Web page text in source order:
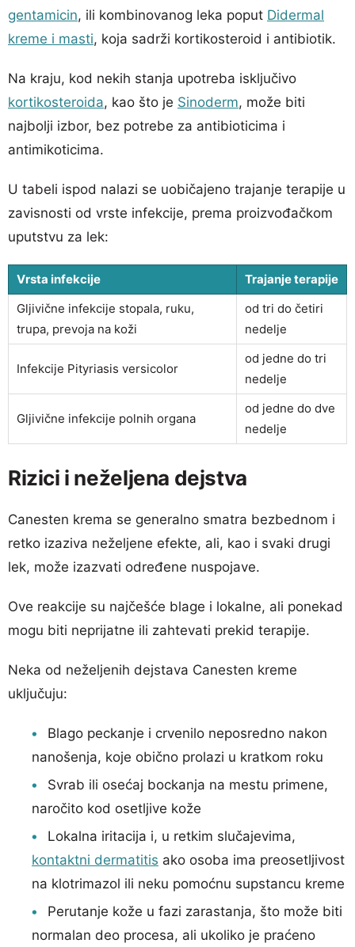
gentamicin, ili kombinovanog leka poput Didermal
kreme i masti, koja sadrži kortikosteroid i antibiotik.
Na kraju, kod nekih stanja upotreba isključivo
kortikosteroida, kao što je Sinoderm, može biti
najbolji izbor, bez potrebe za antibioticima i
antimikoticima.
U tabeli ispod nalazi se uobičajeno trajanje terapije u
zavisnosti od vrste infekcije, prema proizvođačkom
uputstvu za lek:
Vrsta infekcije
Trajanje terapije
Gljivične infekcije stopala, ruku,
trupa, prevoja na koži
od tri do četiri
nedelje
Infekcije Pityriasis versicolor
od jedne do tri
nedelje
Gljivične infekcije polnih organa
od jedne do dve
nedelje
Rizici i neželjena dejstva
Canesten krema se generalno smatra bezbednom i
retko izaziva neželjene efekte, ali, kao i svaki drugi
lek, može izazvati određene nuspojave.
Ove reakcije su najčešće blage i lokalne, ali ponekad
mogu biti neprijatne ili zahtevati prekid terapije.
Neka od neželjenih dejstava Canesten kreme
uključuju:
Blago peckanje i crvenilo neposredno nakon
nanošenja, koje obično prolazi u kratkom roku
Svrab ili osećaj bockanja na mestu primene,
naročito kod osetljive kože
Lokalna iritacija i, u retkim slučajevima,
kontaktni dermatitis ako osoba ima preosetljivost
na klotrimazol ili neku pomoćnu supstancu kreme
Perutanje kože u fazi zarastanja, što može biti
normalan deo procesa, ali ukoliko je praćeno